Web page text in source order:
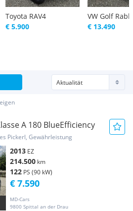
Toyota RAV4
€ 5.900
VW Golf
€ 13.490
A 180 BlueEfficiency
Pickerl, Gewährleistung
2013 EZ
214.500 km
122 PS (90 kW)
MD-Cars
9800 Spittal an der Drau
€ 7.590